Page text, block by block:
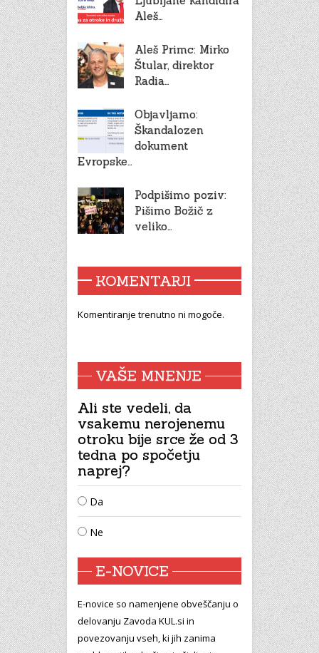
Aleš…
Aleš Primc: Mirko
Štular, direktor
Radia…
Objavljamo:
Škandalozen
dokument
Evropske…
Podpišimo poziv:
Pišimo Božič z
veliko…
KOMENTARJI
Komentiranje trenutno ni mogoče.
VAŠE MNENJE
Ali ste vedeli, da
vsakemu nerojenemu
otroku bije srce že od 3
tedna po spočetju
naprej?
Da
Ne
E-NOVICE
E-novice so namenjene obveščanju o
delovanju Zavoda KUL.si in
povezovanju vseh, ki jih zanima